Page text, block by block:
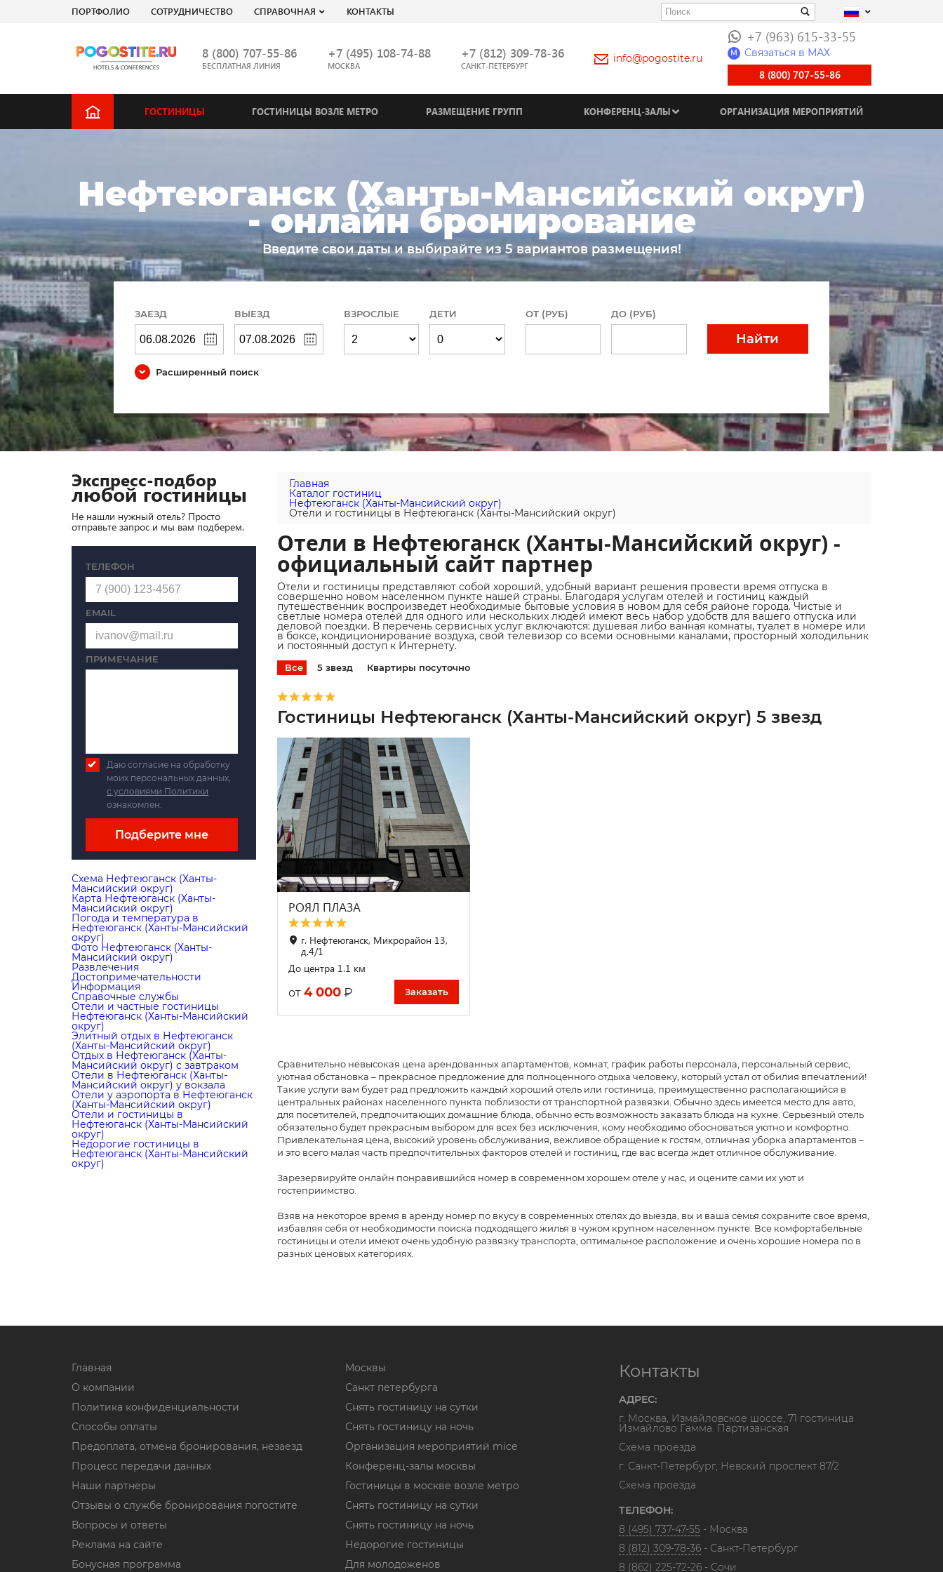
ПОРТФОЛИО СОТРУДНИЧЕСТВО СПРАВОЧНАЯ КОНТАКТЫ
8 (800) 707-55-86
БЕСПЛАТНАЯ ЛИНИЯ
+7 (495) 108-74-88
МОСКВА
+7 (812) 309-78-36
САНКТ-ПЕТЕРБУРГ
info@pogostite.ru
+7 (963) 615-33-55
M Связаться в МАХ
8 (800) 707-55-86
ГОСТИНИЦЫ ГОСТИНИЦЫ ВОЗЛЕ МЕТРО РАЗМЕЩЕНИЕ ГРУПП КОНФЕРЕНЦ-ЗАЛЫ ОРГАНИЗАЦИЯ МЕРОПРИЯТИЙ
Нефтеюганск (Ханты-Мансийский округ)
- онлайн бронирование
Введите свои даты и выбирайте из 5 вариантов размещения!
ЗАЕЗД ВЫЕЗД ВЗРОСЛЫЕ ДЕТИ ОТ (РУБ) ДО (РУБ)
Найти
Расширенный поиск
Главная
Каталог гостиниц
Нефтеюганск (Ханты-Мансийский округ)
Отели и гостиницы в Нефтеюганск (Ханты-Мансийский округ)
Отели в Нефтеюганск (Ханты-Мансийский округ) -
официальный сайт партнер
Отели и гостиницы представляют собой хороший, удобный вариант решения провести время отпуска в
совершенно новом населенном пункте нашей страны. Благодаря услугам отелей и гостиниц каждый
путешественник воспроизведет необходимые бытовые условия в новом для себя районе города. Чистые и
светлые номера отелей для одного или нескольких людей имеют весь набор удобств для вашего отпуска или
деловой поездки. В перечень сервисных услуг включаются: душевая либо ванная комнаты, туалет в номере или
в боксе, кондиционирование воздуха, свой телевизор со всеми основными каналами, просторный холодильник
и постоянный доступ к Интернету.
Все 5 звезд Квартиры посуточно
Гостиницы Нефтеюганск (Ханты-Мансийский округ) 5 звезд
РОЯЛ ПЛАЗА
г. Нефтеюганск, Микрорайон 13,
д.4/1
До центра 1.1 км
от 4 000 ₽ Заказать
Сравнительно невысокая цена арендованных апартаментов, комнат, график работы персонала, персональный сервис,
уютная обстановка – прекрасное предложение для полноценного отдыха человеку, который устал от обилия впечатлений!
Такие услуги вам будет рад предложить каждый хороший отель или гостиница, преимущественно располагающийся в
центральных районах населенного пункта поблизости от транспортной развязки. Обычно здесь имеется место для авто,
для посетителей, предпочитающих домашние блюда, обычно есть возможность заказать блюда на кухне. Серьезный отель
обязательно будет прекрасным выбором для всех без исключения, кому необходимо обосноваться уютно и комфортно.
Привлекательная цена, высокий уровень обслуживания, вежливое обращение к гостям, отличная уборка апартаментов –
и это всего малая часть предпочтительных факторов отелей и гостиниц, где вас всегда ждет отличное обслуживание.
Зарезервируйте онлайн понравившийся номер в современном хорошем отеле у нас, и оцените сами их уют и
гостеприимство.
Взяв на некоторое время в аренду номер по вкусу в современных отелях до выезда, вы и ваша семья сохраните свое время,
избавляя себя от необходимости поиска подходящего жилья в чужом крупном населенном пункте. Все комфортабельные
гостиницы и отели имеют очень удобную развязку транспорта, оптимальное расположение и очень хорошие номера по в
разных ценовых категориях.
Экспресс-подбор
любой гостиницы
Не нашли нужный отель? Просто
отправьте запрос и мы вам подберем.
ТЕЛЕФОН
EMAIL
ПРИМЕЧАНИЕ
Даю согласие на обработку
моих персональных данных,
с условиями Политики
ознакомлен.
Подберите мне
Схема Нефтеюганск (Ханты-
Мансийский округ)
Карта Нефтеюганск (Ханты-
Мансийский округ)
Погода и температура в
Нефтеюганск (Ханты-Мансийский
округ)
Фото Нефтеюганск (Ханты-
Мансийский округ)
Развлечения
Достопримечательности
Информация
Справочные службы
Отели и частные гостиницы
Нефтеюганск (Ханты-Мансийский
округ)
Элитный отдых в Нефтеюганск
(Ханты-Мансийский округ)
Отдых в Нефтеюганск (Ханты-
Мансийский округ) с завтраком
Отели в Нефтеюганск (Ханты-
Мансийский округ) у вокзала
Отели у аэропорта в Нефтеюганск
(Ханты-Мансийский округ)
Отели и гостиницы в
Нефтеюганск (Ханты-Мансийский
округ)
Недорогие гостиницы в
Нефтеюганск (Ханты-Мансийский
округ)
Главная
О компании
Политика конфиденциальности
Способы оплаты
Предоплата, отмена бронирования, незаезд
Процесс передачи данных
Наши партнеры
Отзывы о службе бронирования погостите
Вопросы и ответы
Реклама на сайте
Бонусная программа
Москвы
Санкт петербурга
Снять гостиницу на сутки
Снять гостиницу на ночь
Организация мероприятий mice
Конференц-залы москвы
Гостиницы в москве возле метро
Снять гостиницу на сутки
Снять гостиницу на ночь
Недорогие гостиницы
Для молодоженов
Контакты
АДРЕС:
г. Москва, Измайловское шоссе, 71 гостиница
Измайлово Гамма. Партизанская
Схема проезда
г. Санкт-Петербург, Невский проспект 87/2
Схема проезда
ТЕЛЕФОН:
8 (495) 737-47-55 - Москва
8 (812) 309-78-36 - Санкт-Петербург
8 (862) 225-72-26 - Сочи